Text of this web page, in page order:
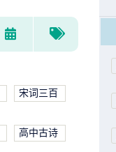
宋词三百
高中古诗